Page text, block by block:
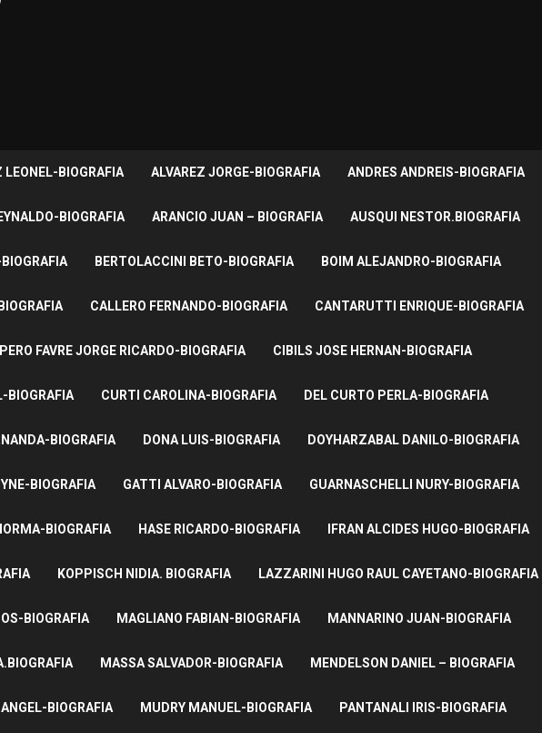
LEONEL-BIOGRAFIA ALVAREZ JORGE-BIOGRAFIA ANDRES ANDREIS-BIOGRAFIA
BIOGRAFIA ARANCIO JUAN – BIOGRAFIA AUSQUI NESTOR.BIOGRAFIA
BERTOLACCINI BETO-BIOGRAFIA BOIM ALEJANDRO-BIOGRAFIA
CALLERO FERNANDO-BIOGRAFIA CANTARUTTI ENRIQUE-BIOGRAFIA
FAVRE JORGE RICARDO-BIOGRAFIA CIBILS JOSE HERNAN-BIOGRAFIA
BIOGRAFIA CURTI CAROLINA-BIOGRAFIA DEL CURTO PERLA-BIOGRAFIA
BIOGRAFIA DONA LUIS-BIOGRAFIA DOYHARZABAL DANILO-BIOGRAFIA
BIOGRAFIA GATTI ALVARO-BIOGRAFIA GUARNASCHELLI NURY-BIOGRAFIA
BIOGRAFIA HASE RICARDO-BIOGRAFIA IFRAN ALCIDES HUGO-BIOGRAFIA
KOPPISCH NIDIA. BIOGRAFIA LAZZARINI HUGO RAUL CAYETANO-BIOGRAFIA
BIOGRAFIA MAGLIANO FABIAN-BIOGRAFIA MANNARINO JUAN-BIOGRAFIA
MASSA SALVADOR-BIOGRAFIA MENDELSON DANIEL – BIOGRAFIA
BIOGRAFIA MUDRY MANUEL-BIOGRAFIA PANTANALI IRIS-BIOGRAFIA